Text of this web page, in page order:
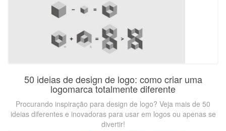
50 ideias de design de logo: como criar uma
logomarca totalmente diferente
Procurando inspiração para design de logo? Veja mais de 50
ideias diferentes e inovadoras para usar em logos ou apenas se
divertir!